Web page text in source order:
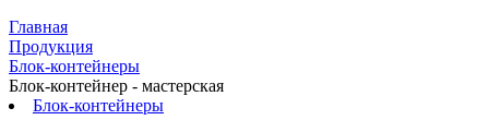
Главная
Продукция
Блок-контейнеры
Блок-контейнер - мастерская
Блок-контейнеры